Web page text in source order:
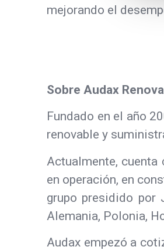
mejorando el
Sobre Audax
Fundado en el año
renovable y
Actualmente,
en operación, en
grupo presidido por
Alemania, Polonia,
Audax empezó a